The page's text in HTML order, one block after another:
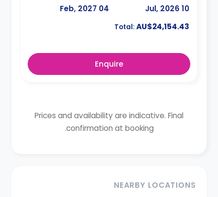
10 Jul, 2026
04 Feb, 2027
Total: AU$24,154.43
Enquire
Prices and availability are indicative. Final
confirmation at booking.
NEARBY LOCATIONS